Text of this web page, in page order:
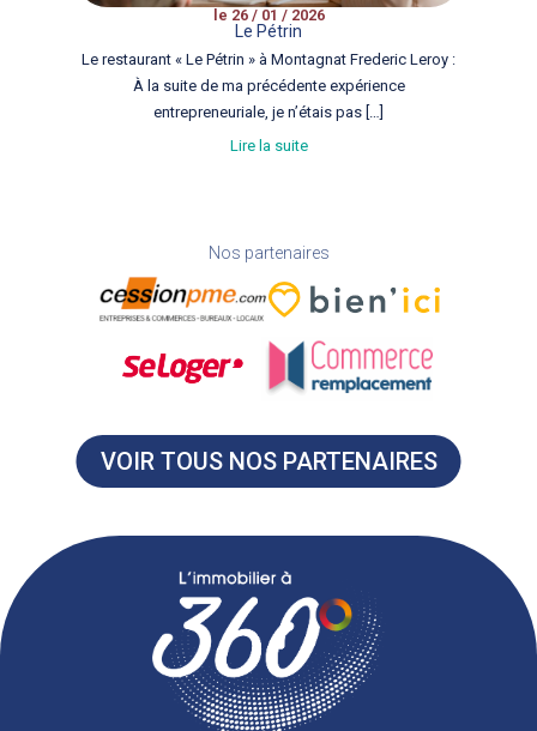
le 26 / 01 / 2026
Le Pétrin
Le restaurant « Le Pétrin » à Montagnat Frederic Leroy :
À la suite de ma précédente expérience
entrepreneuriale, je n’étais pas […]
Lire la suite
Nos partenaires
VOIR TOUS NOS PARTENAIRES